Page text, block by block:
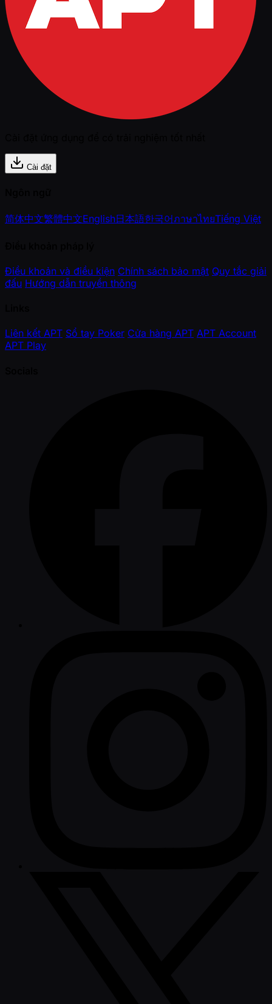
Cài đặt
简体中文繁體中文English日本語한국어ภาษาไทยTiếng Việt
Điều khoản và điều kiện Chính sách bảo mật Quy tắc giải
đấu Hướng dẫn truyền thông
Liên kết APT Sổ tay Poker Cửa hàng APT APT Account
APT Play